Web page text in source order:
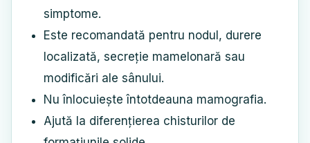
simptome.
Este recomandată pentru nodul, durere
localizată, secreție mamelonară sau
modificări ale sânului.
Nu înlocuiește întotdeauna mamografia.
Ajută la diferențierea chisturilor de